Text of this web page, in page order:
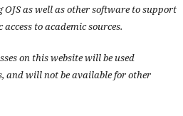
as well as other software to support
to academic sources.
on this website will be used
and will not be available for other